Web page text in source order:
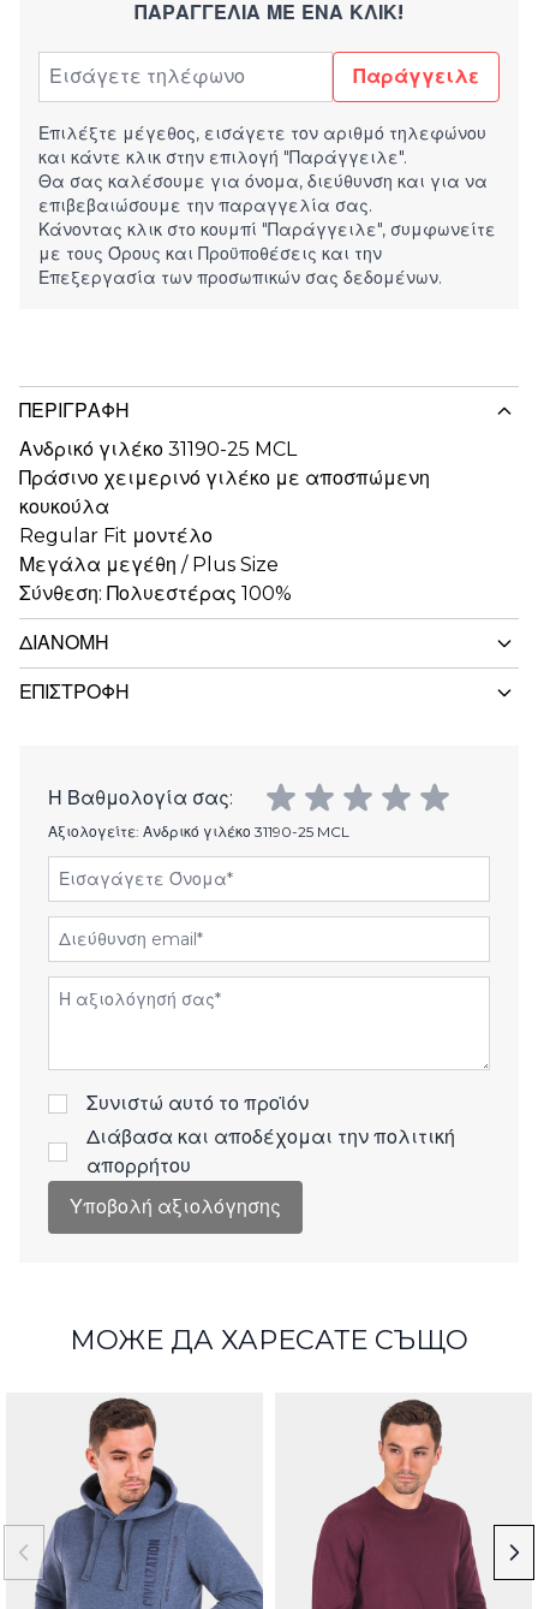
ΠΑΡΑΓΓΕΛΊΑ ΜΕ ΈΝΑ ΚΛΙΚ!
Παράγγειλε
Επιλέξτε μέγεθος, εισάγετε τον αριθμό τηλεφώνου
και κάντε κλικ στην επιλογή "Παράγγειλε".
Θα σας καλέσουμε για όνομα, διεύθυνση και για να
επιβεβαιώσουμε την παραγγελία σας.
Κάνοντας κλικ στο κουμπί "Παράγγειλε", συμφωνείτε
με τους Όρους και Προϋποθέσεις και την
Επεξεργασία των προσωπικών σας δεδομένων.
ΠΕΡΙΓΡΑΦΉ
Ανδρικό γιλέκο 31190-25 MCL
Πράσινο χειμερινό γιλέκο με αποσπώμενη
κουκούλα
Regular Fit μοντέλο
Μεγάλα μεγέθη / Plus Size
Σύνθεση: Πολυεστέρας 100%
ΔΙΑΝΟΜΉ
ΕΠΙΣΤΡΟΦΉ
Η Βαθμολογία σας:
Αξιολογείτε: Ανδρικό γιλέκο 31190-25 MCL
Εισαγάγετε Όνομα
Διεύθυνση email
Αξιολόγηση
Συνιστώ αυτό το προϊόν
Διάβασα και αποδέχομαι την πολιτική
απορρήτου
Υποβολή αξιολόγησης
МОЖЕ ДА ХАРЕСАТЕ СЪЩО